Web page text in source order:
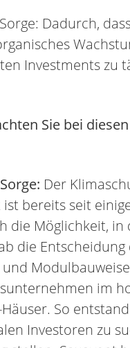
Dadurch,
Investments zu
Sie bei
Der
ist bereits seit
die Möglichkeit,
die
im
So
Investoren zu